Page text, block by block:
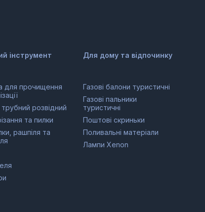
інструмент
для прочищення
розвідний
та пилки
рашпіля та
Для дому та відпочинку
Газові балони туристичні
Газові пальники
туристичні
Поштові скриньки
Поливальні матеріали
Лампи Xenon